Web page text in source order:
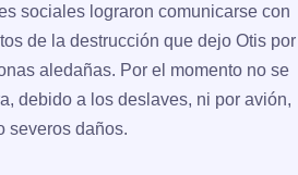
sociales lograron comunicarse con
de la destrucción que dejo Otis por
aledañas. Por el momento no se
debido a los deslaves, ni por avión,
severos daños.